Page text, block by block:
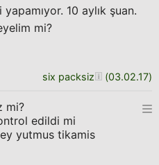
10 aylık şuan.
mi?
six packsiz (03.02.17)
mi?
edildi mi
yutmus tikamis